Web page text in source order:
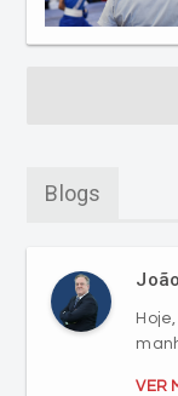
Blogs
VER